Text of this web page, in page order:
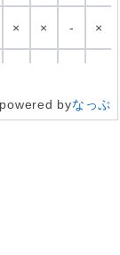
× × - ×
- - - -
powered byなっぷ